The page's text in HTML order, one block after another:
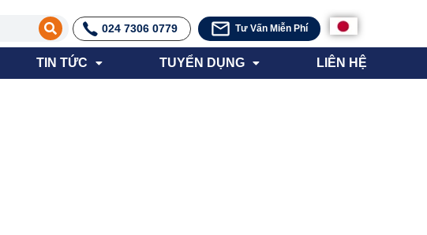
024 7306 0779 Tư Vấn Miễn Phí
TIN TỨC TUYỂN DỤNG LIÊN HỆ